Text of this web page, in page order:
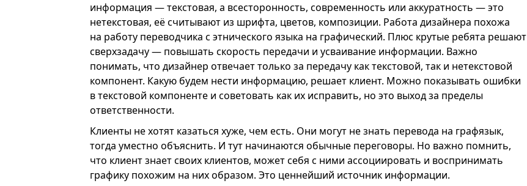
информация — текстовая, а всесторонность, современность или аккуратность — это
нетекстовая, её считывают из шрифта, цветов, композиции. Работа дизайнера похожа
на работу переводчика с этнического языка на графический. Плюс крутые ребята решают
сверхзадачу — повышать скорость передачи и усваивание информации. Важно
понимать, что дизайнер отвечает только за передачу как текстовой, так и нетекстовой
компонент. Какую будем нести информацию, решает клиент. Можно показывать ошибки
в текстовой компоненте и советовать как их исправить, но это выход за пределы
ответственности.
Клиенты не хотят казаться хуже, чем есть. Они могут не знать перевода на графязык,
тогда уместно объяснить. И тут начинаются обычные переговоры. Но важно помнить,
что клиент знает своих клиентов, может себя с ними ассоциировать и воспринимать
графику похожим на них образом. Это ценнейший источник информации.